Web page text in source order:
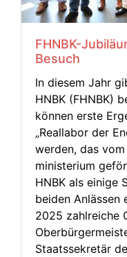
FHNBK-
Besuch
In diesem Jahr
HNBK (FHNBK)
können erste
„Real­labor der
werden, das
ministerium
HNBK als einige
beiden Anlässen
2025 zahlreiche
Staatssekretär